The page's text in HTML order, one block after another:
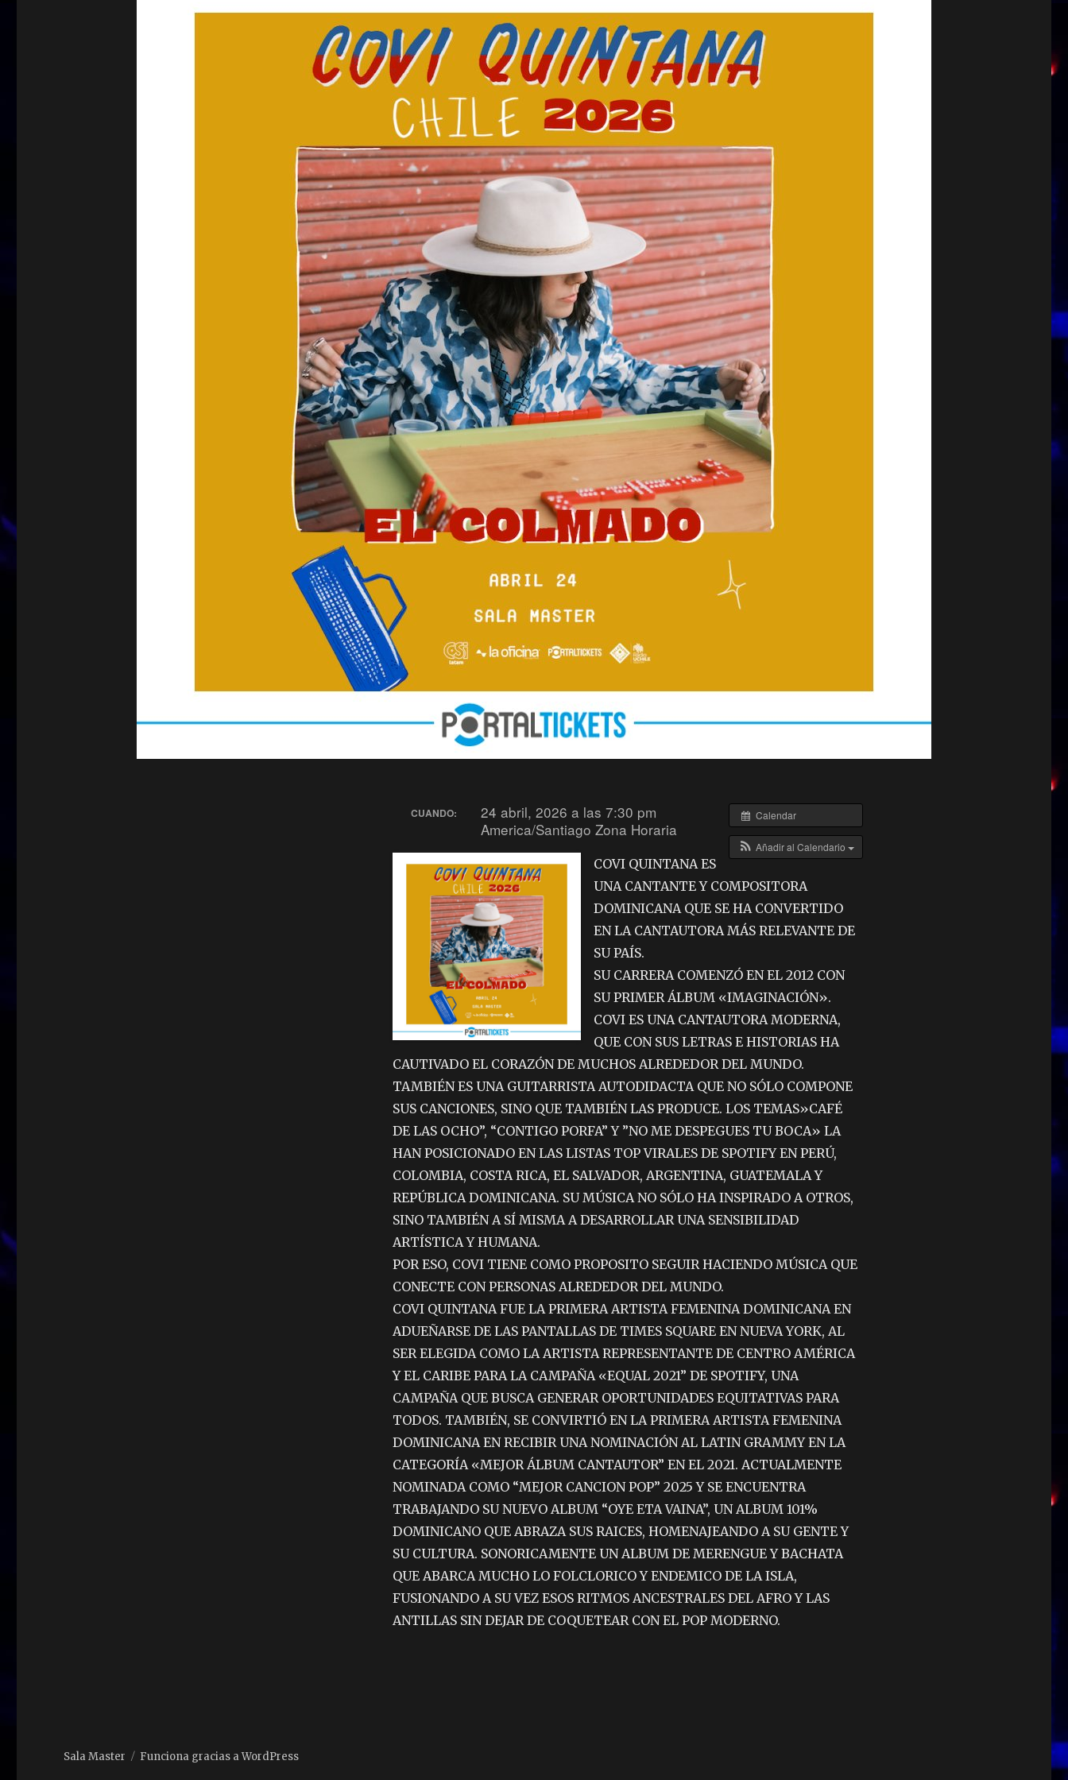
Calendar
Añadir al Calendario
CUANDO:
24 abril, 2026 a las 7:30 pm
America/Santiago Zona Horaria
COVI QUINTANA ES
UNA CANTANTE Y COMPOSITORA
DOMINICANA QUE SE HA CONVERTIDO
EN LA CANTAUTORA MÁS RELEVANTE DE
SU PAÍS.
SU CARRERA COMENZÓ EN EL 2012 CON
SU PRIMER ÁLBUM «IMAGINACIÓN».
COVI ES UNA CANTAUTORA MODERNA,
QUE CON SUS LETRAS E HISTORIAS HA
CAUTIVADO EL CORAZÓN DE MUCHOS ALREDEDOR DEL MUNDO.
TAMBIÉN ES UNA GUITARRISTA AUTODIDACTA QUE NO SÓLO COMPONE
SUS CANCIONES, SINO QUE TAMBIÉN LAS PRODUCE. LOS TEMAS»CAFÉ
DE LAS OCHO”, “CONTIGO PORFA” Y ”NO ME DESPEGUES TU BOCA» LA
HAN POSICIONADO EN LAS LISTAS TOP VIRALES DE SPOTIFY EN PERÚ,
COLOMBIA, COSTA RICA, EL SALVADOR, ARGENTINA, GUATEMALA Y
REPÚBLICA DOMINICANA. SU MÚSICA NO SÓLO HA INSPIRADO A OTROS,
SINO TAMBIÉN A SÍ MISMA A DESARROLLAR UNA SENSIBILIDAD
ARTÍSTICA Y HUMANA.
POR ESO, COVI TIENE COMO PROPOSITO SEGUIR HACIENDO MÚSICA QUE
CONECTE CON PERSONAS ALREDEDOR DEL MUNDO.
COVI QUINTANA FUE LA PRIMERA ARTISTA FEMENINA DOMINICANA EN
ADUEÑARSE DE LAS PANTALLAS DE TIMES SQUARE EN NUEVA YORK, AL
SER ELEGIDA COMO LA ARTISTA REPRESENTANTE DE CENTRO AMÉRICA
Y EL CARIBE PARA LA CAMPAÑA «EQUAL 2021” DE SPOTIFY, UNA
CAMPAÑA QUE BUSCA GENERAR OPORTUNIDADES EQUITATIVAS PARA
TODOS. TAMBIÉN, SE CONVIRTIÓ EN LA PRIMERA ARTISTA FEMENINA
DOMINICANA EN RECIBIR UNA NOMINACIÓN AL LATIN GRAMMY EN LA
CATEGORÍA «MEJOR ÁLBUM CANTAUTOR” EN EL 2021. ACTUALMENTE
NOMINADA COMO “MEJOR CANCION POP” 2025 Y SE ENCUENTRA
TRABAJANDO SU NUEVO ALBUM “OYE ETA VAINA”, UN ALBUM 101%
DOMINICANO QUE ABRAZA SUS RAICES, HOMENAJEANDO A SU GENTE Y
SU CULTURA. SONORICAMENTE UN ALBUM DE MERENGUE Y BACHATA
QUE ABARCA MUCHO LO FOLCLORICO Y ENDEMICO DE LA ISLA,
FUSIONANDO A SU VEZ ESOS RITMOS ANCESTRALES DEL AFRO Y LAS
ANTILLAS SIN DEJAR DE COQUETEAR CON EL POP MODERNO.
Sala Master Funciona gracias a WordPress